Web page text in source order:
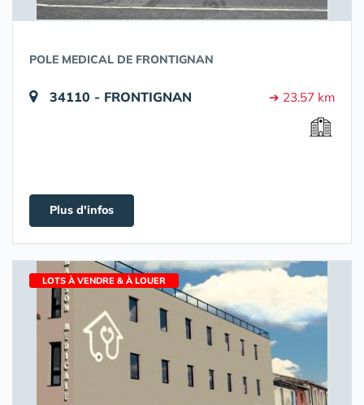
POLE MEDICAL DE FRONTIGNAN
34110 - FRONTIGNAN ➔ 23.57 km
Plus d'infos
LOTS À VENDRE & À LOUER